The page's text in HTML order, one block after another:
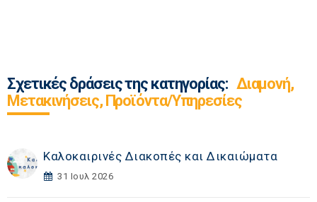
Σχετικές δράσεις της κατηγορίας: Διαμονή,
Μετακινήσεις, Προϊόντα/Υπηρεσίες
Καλοκαιρινές Διακοπές και Δικαιώματα
31 Ιουλ 2026